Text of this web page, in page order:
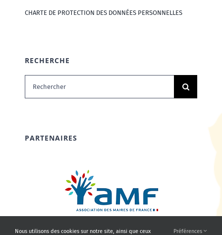
CHARTE DE PROTECTION DES DONNÉES PERSONNELLES
RECHERCHE
Rechercher:
PARTENAIRES
Nous utilisons des cookies sur notre site, ainsi que ceux Préférences